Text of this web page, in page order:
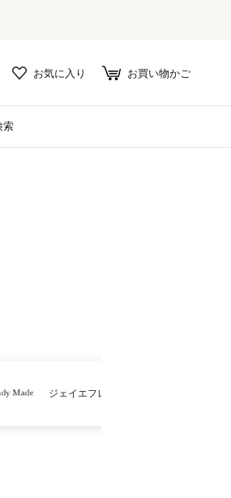
お気に入り お買い物かご
索
ジェイエフレディメイド